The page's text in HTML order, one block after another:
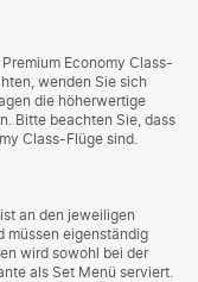
Economy Class-
wenden Sie sich
die höherwertige
Bitte beachten Sie, dass
Class-Flüge sind.
an den jeweiligen
müssen eigenständig
wird sowohl bei der
als Set Menü serviert.